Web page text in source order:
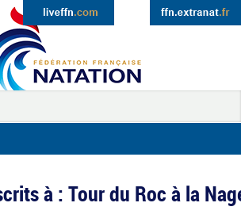
à : Tour du Roc à la